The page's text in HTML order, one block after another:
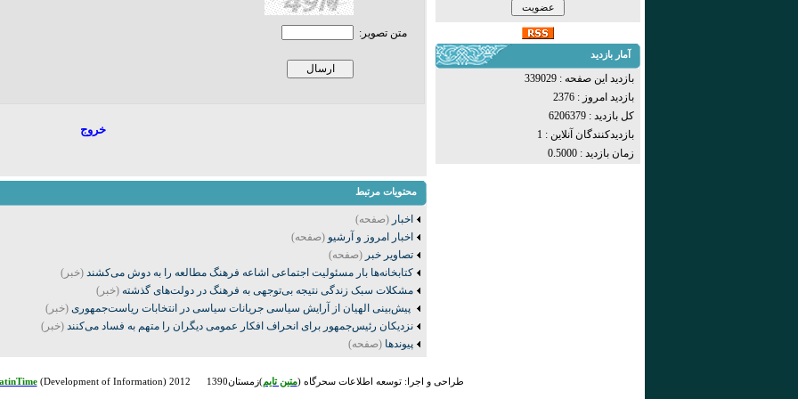
آمار بازدید
بازدید این صفحه : 339029
بازدید امروز : 2376
کل بازدید : 6206379
بازدیدکنندگان آنلاين : 1
زمان بازدید : 0.5000
متن تصویر:
خروج
محتويات مرتبط
اخبار (صفحه)
اخبار امروز و آرشیو (صفحه)
تصاویر خبر (صفحه)
کتابخانه‌ها بار مسئولیت اجتماعی اشاعه فرهنگ مطالعه را به دوش می‌کشند (خبر)
مشکلات سبک زندگی نتیجه بی‌توجهی به فرهنگ در دولت‌های گذشته (خبر)
پیش‌بینی الهیان از آرایش سیاسی جریانات سیاسی در انتخابات ریاست‌جمهوری (خبر)
نزدیکان رئیس‌جمهور برای انحراف افکار عمومی دیگران را متهم به فساد می‌کنند (خبر)
پیوندها (صفحه)
طراحی و اجرا: توسعه اطلاعات سحرگاه (متين تايم)زمستان1390 Powered by: (Development of Information) 2012